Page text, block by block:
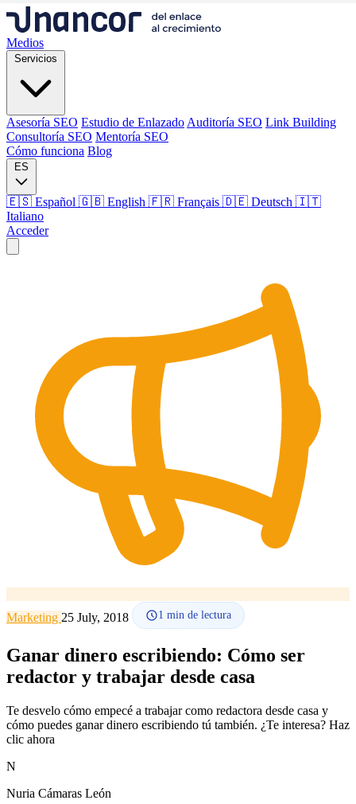
Medios
Servicios
Asesoría SEO Estudio de Enlazado Auditoría SEO Link Building
Consultoría SEO Mentoría SEO
Cómo funciona Blog
ES
🇪🇸 Español 🇬🇧 English 🇫🇷 Français 🇩🇪 Deutsch 🇮🇹
Italiano
Acceder
Estudio de Enlazado Auditoría SEO Link Building
Consultoría SEO
Cómo funciona
Blog
Idioma
🇪🇸 ES
🇬🇧 EN 🇫🇷 FR 🇩🇪 DE
Acceder
Marketing 25 July, 2018 1 min de lectura
Ganar dinero escribiendo: Cómo ser
redactor y trabajar desde casa
Te desvelo cómo empecé a trabajar como redactora desde casa y
cómo puedes ganar dinero escribiendo tú también. ¿Te interesa? Haz
clic ahora
N
Nuria Cámaras León